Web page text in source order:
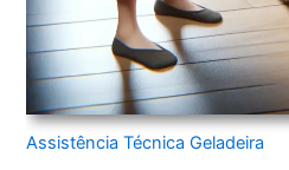
Assistência Técnica Geladeira